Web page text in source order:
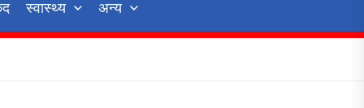
स्वास्थ्य अन्य